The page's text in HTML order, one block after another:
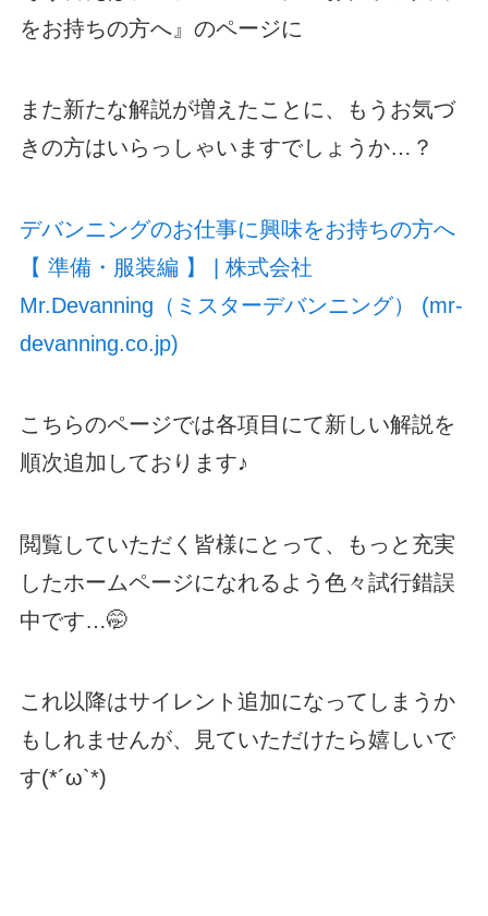
をお持ちの方へ』のページに
また新たな解説が増えたことに、もうお気づ
きの方はいらっしゃいますでしょうか…？
デバンニングのお仕事に興味をお持ちの方へ
【 準備・服装編 】 | 株式会社
Mr.Devanning（ミスターデバンニング） (mr-
devanning.co.jp)
こちらのページでは各項目にて新しい解説を
順次追加しております♪
閲覧していただく皆様にとって、もっと充実
したホームページになれるよう色々試行錯誤
中です…🤭
これ以降はサイレント追加になってしまうか
もしれませんが、見ていただけたら嬉しいで
す(*´ω`*)